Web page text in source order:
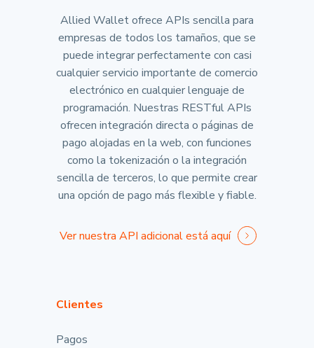
Allied Wallet ofrece APIs sencilla para
empresas de todos los tamaños, que se
puede integrar perfectamente con casi
cualquier servicio importante de comercio
electrónico en cualquier lenguaje de
programación. Nuestras RESTful APIs
ofrecen integración directa o páginas de
pago alojadas en la web, con funciones
como la tokenización o la integración
sencilla de terceros, lo que permite crear
una opción de pago más flexible y fiable.
Ver nuestra API adicional está aquí
Clientes
Pagos